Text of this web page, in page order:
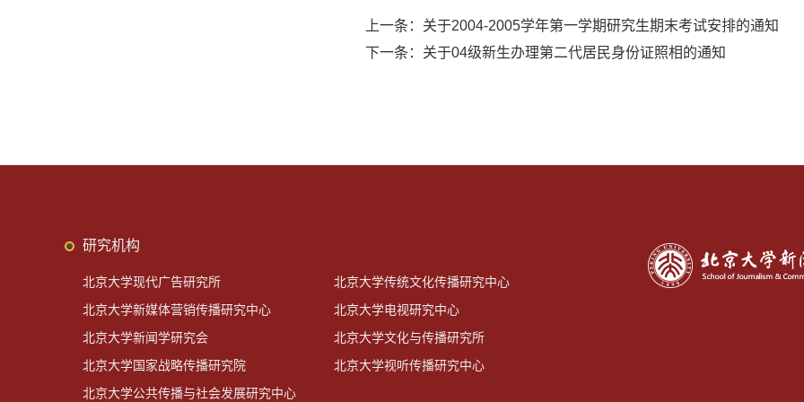
上一条： 关于2004-2005学年第一学期研究生期末考试安排的通知
下一条： 关于04级新生办理第二代居民身份证照相的通知
研究机构
北京大学现代广告研究所
北京大学传统文化传播研究中心
北京大学新媒体营销传播研究中心
北京大学电视研究中心
北京大学新闻学研究会
北京大学文化与传播研究所
北京大学国家战略传播研究院
北京大学视听传播研究中心
北京大学公共传播与社会发展研究中心